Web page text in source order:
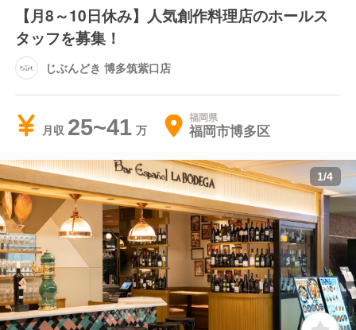
【月8～10日休み】人気創作料理店のホールス
タッフを募集！
じぶんどき 博多筑紫口店
月収 25~41 福岡県
福岡市博多区
1/4